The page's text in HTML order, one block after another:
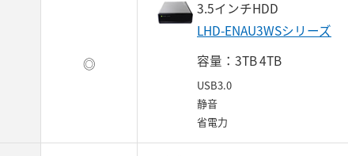
◎
3.5インチHDD
LHD-ENAU3WSシリーズ
容量：3TB 4TB
USB3.0
静音
省電力